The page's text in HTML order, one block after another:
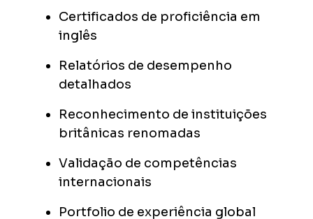
Certificados de proficiência em
inglês
Relatórios de desempenho
detalhados
Reconhecimento de instituições
britânicas renomadas
Validação de competências
internacionais
Portfolio de experiência global